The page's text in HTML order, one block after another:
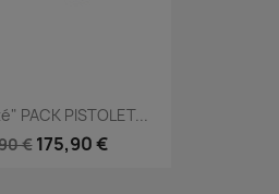
PACK PISTOLET...
€ 175,90 €